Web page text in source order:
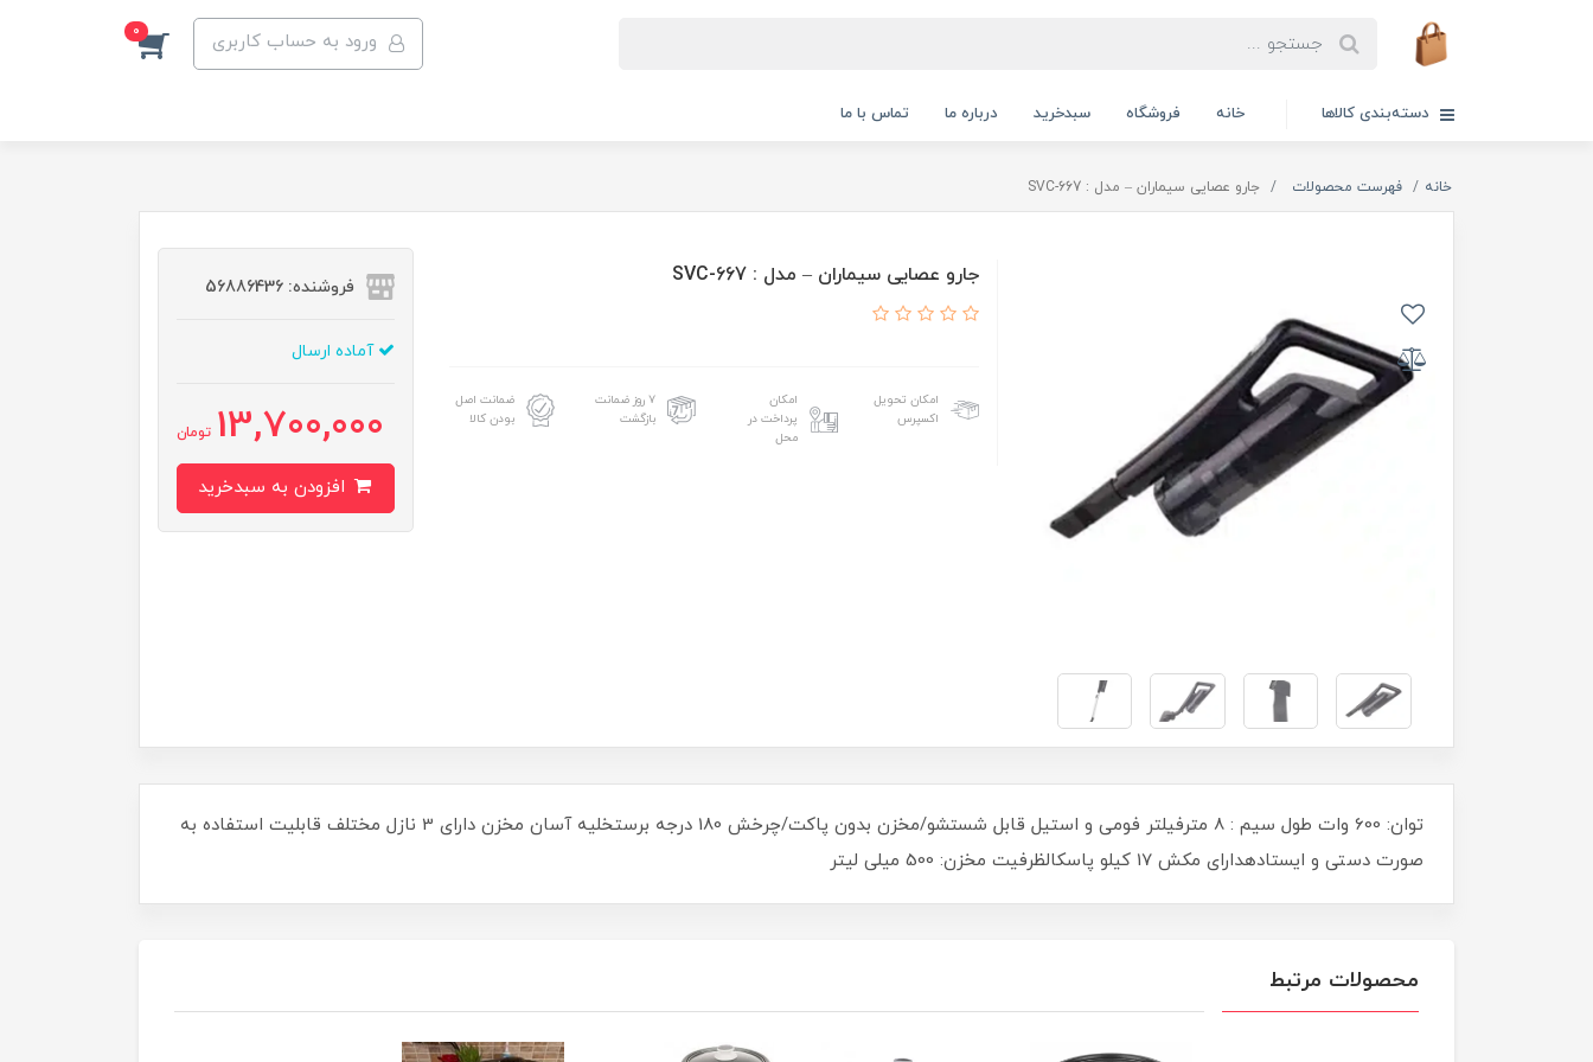
ورود به حساب کاربری 0
دسته‌بندی کالاها خانه فروشگاه سبدخرید درباره ما تماس با ما
خانه فهرست محصولات جارو عصایی سیماران – مدل : SVC-667
جارو عصایی سیماران – مدل : SVC-667
امکان تحویل
اکسپرس
امکان
پرداخت در
محل
۷ روز ضمانت
بازگشت
ضمانت اصل
بودن کالا
فروشنده: 56886436
آماده ارسال
13,700,000 تومان
توان: 600 وات طول سیم : 8 مترفیلتر فومی و استیل قابل شستشو/مخزن بدون پاکت/چرخش 180 درجه برستخلیه آسان مخزن دارای 3 نازل مختلف قابلیت استفاده به
صورت دستی و ایستادهدارای مکش 17 کیلو پاسکالظرفیت مخزن: 500 میلی لیتر
محصولات مرتبط